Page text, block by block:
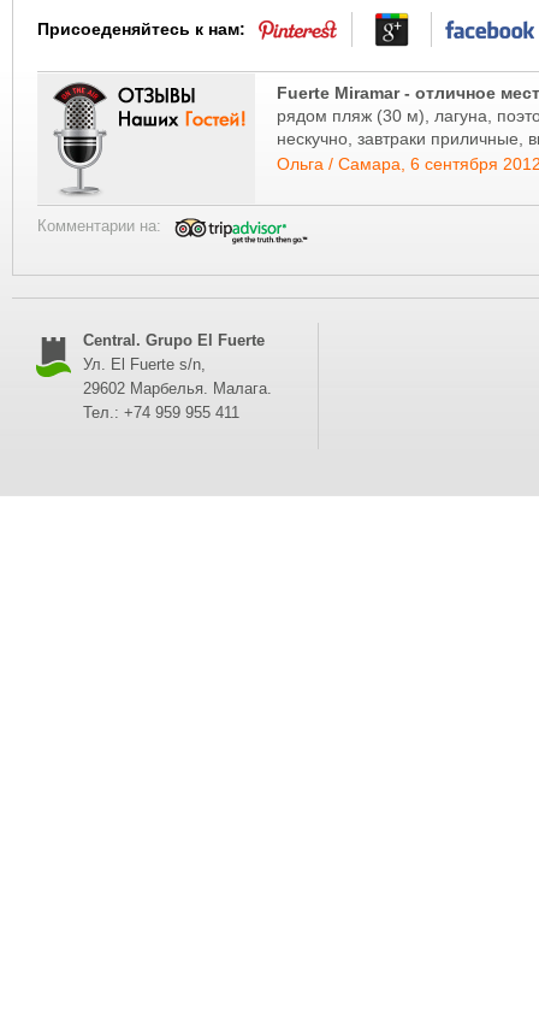
Присоеденяйтесь к нам:
Fuerte Miramar - отличное
рядом пляж (30 м), лагуна,
нескучно, завтраки
качества, wi-fi бесплатный
Ольга / Самара, 6 сентября 2012
Комментарии на:
Central. Grupo El Fuerte
Ул. El Fuerte s/n,
29602 Марбелья. Малага.
Тел.: +74 959 955 411